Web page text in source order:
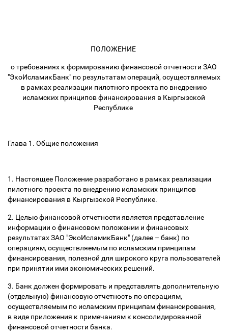
ПОЛОЖЕНИЕ
о требованиях к формированию финансовой отчетности ЗАО
"ЭкоИсламикБанк" по результатам операций, осуществляемых
в рамках реализации пилотного проекта по внедрению
исламских принципов финансирования в Кыргызской
Республике
Глава 1. Общие положения
1. Настоящее Положение разработано в рамках реализации
пилотного проекта по внедрению исламских принципов
финансирования в Кыргызской Республике.
2. Целью финансовой отчетности является представление
информации о финансовом положении и финансовых
результатах ЗАО "ЭкоИсламикБанк" (далее – банк) по
операциям, осуществляемым по исламским принципам
финансирования, полезной для широкого круга пользователей
при принятии ими экономических решений.
3. Банк должен формировать и представлять дополнительную
(отдельную) финансовую отчетность по операциям,
осуществляемым по исламским принципам финансирования,
в виде приложения к примечаниям к консолидированной
финансовой отчетности банка.